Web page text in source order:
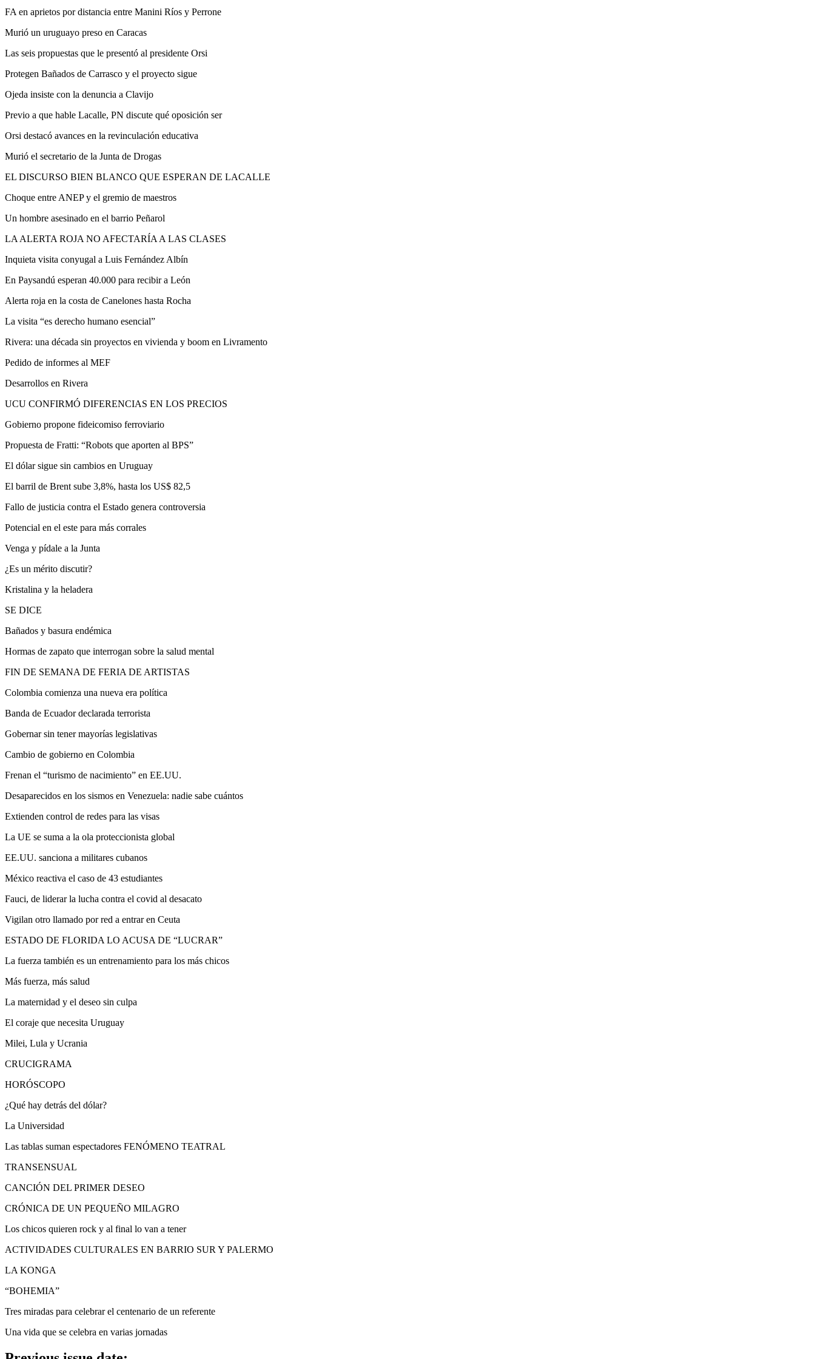
FA en aprietos por distancia entre Manini Ríos y Perrone
Murió un uruguayo preso en Caracas
Las seis propuestas que le presentó al presidente Orsi
Protegen Bañados de Carrasco y el proyecto sigue
Ojeda insiste con la denuncia a Clavijo
Previo a que hable Lacalle, PN discute qué oposición ser
Orsi destacó avances en la revinculación educativa
Murió el secretario de la Junta de Drogas
EL DISCURSO BIEN BLANCO QUE ESPERAN DE LACALLE
Choque entre ANEP y el gremio de maestros
Un hombre asesinado en el barrio Peñarol
LA ALERTA ROJA NO AFECTARÍA A LAS CLASES
Inquieta visita conyugal a Luis Fernández Albín
En Paysandú esperan 40.000 para recibir a León
Alerta roja en la costa de Canelones hasta Rocha
La visita “es derecho humano esencial”
Rivera: una década sin proyectos en vivienda y boom en Livramento
Pedido de informes al MEF
Desarrollos en Rivera
UCU CONFIRMÓ DIFERENCIAS EN LOS PRECIOS
Gobierno propone fideicomiso ferroviario
Propuesta de Fratti: “Robots que aporten al BPS”
El dólar sigue sin cambios en Uruguay
El barril de Brent sube 3,8%, hasta los US$ 82,5
Fallo de justicia contra el Estado genera controversia
Potencial en el este para más corrales
Venga y pídale a la Junta
¿Es un mérito discutir?
Kristalina y la heladera
SE DICE
Bañados y basura endémica
Hormas de zapato que interrogan sobre la salud mental
FIN DE SEMANA DE FERIA DE ARTISTAS
Colombia comienza una nueva era política
Banda de Ecuador declarada terrorista
Gobernar sin tener mayorías legislativas
Cambio de gobierno en Colombia
Frenan el “turismo de nacimiento” en EE.UU.
Desaparecidos en los sismos en Venezuela: nadie sabe cuántos
Extienden control de redes para las visas
La UE se suma a la ola proteccionista global
EE.UU. sanciona a militares cubanos
México reactiva el caso de 43 estudiantes
Fauci, de liderar la lucha contra el covid al desacato
Vigilan otro llamado por red a entrar en Ceuta
ESTADO DE FLORIDA LO ACUSA DE “LUCRAR”
La fuerza también es un entrenamiento para los más chicos
Más fuerza, más salud
La maternidad y el deseo sin culpa
El coraje que necesita Uruguay
Milei, Lula y Ucrania
CRUCIGRAMA
HORÓSCOPO
¿Qué hay detrás del dólar?
La Universidad
Las tablas suman espectadores FENÓMENO TEATRAL
TRANSENSUAL
CANCIÓN DEL PRIMER DESEO
CRÓNICA DE UN PEQUEÑO MILAGRO
Los chicos quieren rock y al final lo van a tener
ACTIVIDADES CULTURALES EN BARRIO SUR Y PALERMO
LA KONGA
“BOHEMIA”
Tres miradas para celebrar el centenario de un referente
Una vida que se celebra en varias jornadas